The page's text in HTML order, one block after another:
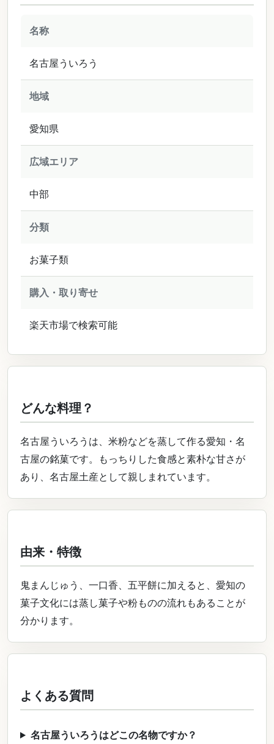
名称
名古屋ういろう
地域
愛知県
広域エリア
中部
分類
お菓子類
購入・取り寄せ
楽天市場で検索可能
どんな料理？
名古屋ういろうは、米粉などを蒸して作る愛知・名
古屋の銘菓です。もっちりした食感と素朴な甘さが
あり、名古屋土産として親しまれています。
由来・特徴
鬼まんじゅう、一口香、五平餅に加えると、愛知の
菓子文化には蒸し菓子や粉ものの流れもあることが
分かります。
よくある質問
名古屋ういろうはどこの名物ですか？